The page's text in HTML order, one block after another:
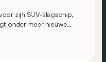
zijn SUV-slagschip,
onder meer nieuwe